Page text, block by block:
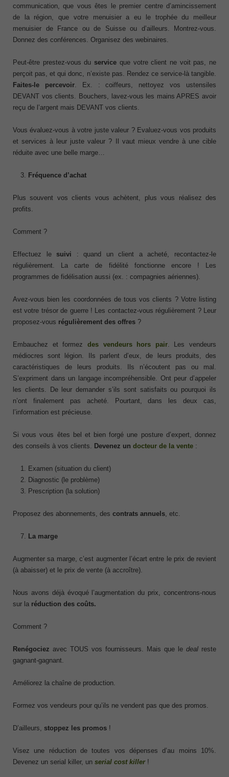
communication, que vous êtes le premier centre d’amincissement
de la région, que votre menuisier a eu le trophée du meilleur
menuisier de France ou de Suisse ou d’ailleurs. Montrez-vous.
Donnez des conférences. Organisez des webinaires.
Peut-être prestez-vous duservice que votre client ne voit pas, ne
perçoit pas, et qui donc, n’existe pas. Rendez ce service-là tangible.
Faites-le percevoir. Ex. : coiffeurs, nettoyez vos ustensiles
DEVANT vos clients. Bouchers, lavez-vous les mains APRES avoir
reçu de l’argent mais DEVANT vos clients.
Vous évaluez-vous à votre juste valeur ? Evaluez-vous vos produits
et services à leur juste valeur ? Il vaut mieux vendre à une cible
réduite avec une belle marge…
Fréquence d’achat
Plus souvent vos clients vous achètent, plus vous réalisez des
profits.
Comment ?
Effectuez lesuivi : quand un client a acheté, recontactez-le
régulièrement. La carte de fidélité fonctionne encore ! Les
programmes de fidélisation aussi (ex. : compagnies aériennes).
Avez-vous bien les coordonnées de tous vos clients ? Votre listing
est votre trésor de guerre ! Les contactez-vous régulièrement ? Leur
proposez-vous régulièrement des offres ?
Embauchez et formez des vendeurs hors pair. Les vendeurs
médiocres sont légion. Ils parlent d’eux, de leurs produits, des
caractéristiques de leurs produits. Ils n’écoutent pas ou mal.
S’expriment dans un langage incompréhensible. Ont peur d’appeler
les clients. De leur demander s’ils sont satisfaits ou pourquoi ils
n’ont finalement pas acheté. Pourtant, dans les deux cas,
l’information est précieuse.
Si vous vous êtes bel et bien forgé une posture d’expert, donnez
des conseils à vos clients. Devenez un docteur de la vente :
Examen (situation du client)
Diagnostic (le problème)
Prescription (la solution)
Proposez des abonnements, des contrats annuels , etc.
La marge
Augmenter sa marge, c’est augmenter l’écart entre le prix de revient
(à abaisser) et le prix de vente (à accroître).
Nous avons déjà évoqué l’augmentation du prix, concentrons-nous
sur la réduction des coûts.
Comment ?
Renégociez avec TOUS vos fournisseurs. Mais que le deal reste
gagnant-gagnant.
Améliorez la chaîne de production.
Formez vos vendeurs pour qu’ils ne vendent pas que des promos.
D’ailleurs, stoppez les promos !
Visez une réduction de toutes vos dépenses d’au moins 10%.
Devenez un serial killer, un serial cost killer!